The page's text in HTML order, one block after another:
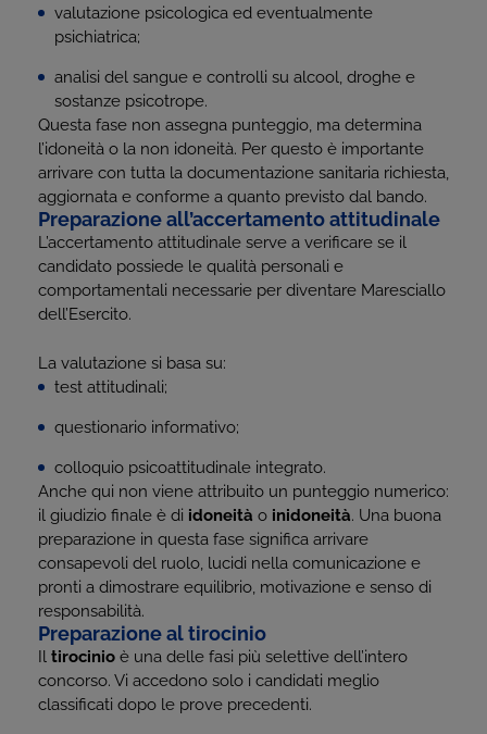
valutazione psicologica ed eventualmente
psichiatrica;
analisi del sangue e controlli su alcool, droghe e
sostanze psicotrope.
Questa fase non assegna punteggio, ma determina
l’idoneità o la non idoneità. Per questo è importante
arrivare con tutta la documentazione sanitaria richiesta,
aggiornata e conforme a quanto previsto dal bando.
Preparazione all’accertamento attitudinale
L’accertamento attitudinale serve a verificare se il
candidato possiede le qualità personali e
comportamentali necessarie per diventare Maresciallo
dell’Esercito.
La valutazione si basa su:
test attitudinali;
questionario informativo;
colloquio psicoattitudinale integrato.
Anche qui non viene attribuito un punteggio numerico:
il giudizio finale è di idoneità o inidoneità. Una buona
preparazione in questa fase significa arrivare
consapevoli del ruolo, lucidi nella comunicazione e
pronti a dimostrare equilibrio, motivazione e senso di
responsabilità.
Preparazione al tirocinio
Il tirocinio è una delle fasi più selettive dell’intero
concorso. Vi accedono solo i candidati meglio
classificati dopo le prove precedenti.